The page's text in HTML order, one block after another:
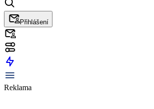
Přihlášení
Reklama